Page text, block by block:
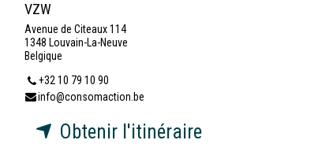
VZW
Avenue de Citeaux 114
1348 Louvain-La-Neuve
Belgique
+32 10 79 10 90
info@consomaction.be
Obtenir l'itinéraire